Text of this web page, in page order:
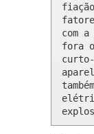
com
fora